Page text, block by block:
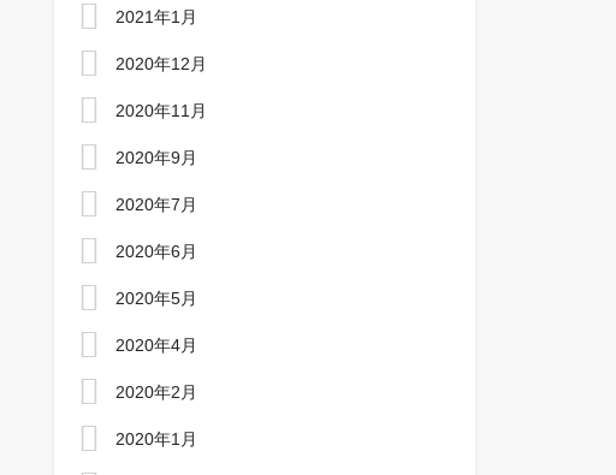
2021年1月
2020年12月
2020年11月
2020年9月
2020年7月
2020年6月
2020年5月
2020年4月
2020年2月
2020年1月